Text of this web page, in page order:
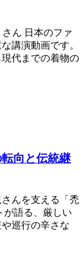
ん 日本のファ
講演動画です。
代までの着物の
向と伝統継
んを支える「禿
が語る、厳しい
巡行の辛さな